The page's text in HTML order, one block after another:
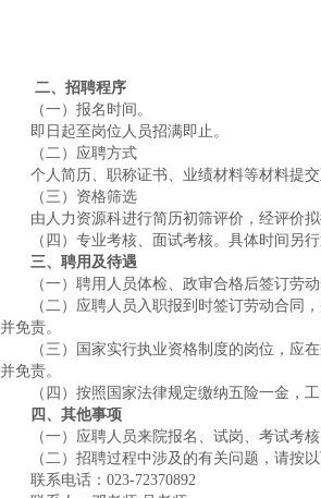
二、招聘程序
（一）报名时间。
即日起至岗位人员招满即止。
（二）应聘方式
个人简历、职称证书、业绩材料等材料提
（三）资格筛选
由人力资源科进行简历初筛评价，经评价
（四）专业考核、面试考核。具体时间另行
三、聘用及待遇
（一）聘用人员体检、政审合格后签订劳
（二）应聘人员入职报到时签订劳动合同
并免责。
（三）国家实行执业资格制度的岗位，应
并免责。
（四）按照国家法律规定缴纳五险一金，
四、其他事项
（一）应聘人员来院报名、试岗、考试考
（二）招聘过程中涉及的有关问题，请按
联系电话：023-72370892